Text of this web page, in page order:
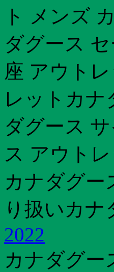
ト メンズ
ダグース
座 アウト
レットカナ
ダグース
ス アウト
カナダグー
り扱いカナ
2022
カナダグー